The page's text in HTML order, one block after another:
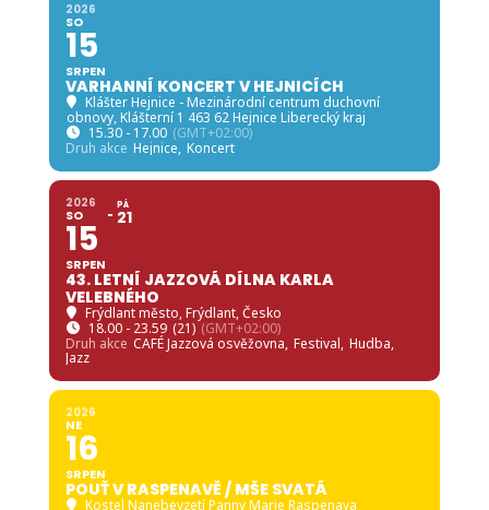
2026
SO
15
SRPEN
VARHANNÍ KONCERT V HEJNICÍCH
Klášter Hejnice - Mezinárodní centrum duchovní
obnovy, Klášterní 1 463 62 Hejnice Liberecký kraj
15.30 - 17.00 (GMT+02:00)
Druh akce Hejnice, Koncert
2026
SO
15
SRPEN
PÁ
21
43. LETNÍ JAZZOVÁ DÍLNA KARLA
VELEBNÉHO
Frýdlant město, Frýdlant, Česko
18.00 - 23.59 (21) (GMT+02:00)
Druh akce CAFÉ Jazzová osvěžovna, Festival, Hudba,
Jazz
2026
NE
16
SRPEN
POUŤ V RASPENAVĚ / MŠE SVATÁ
Kostel Nanebevzetí Panny Marie Raspenava